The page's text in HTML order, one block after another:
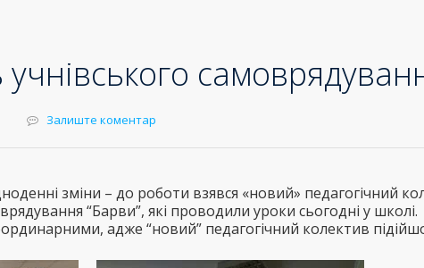
Залиште коментар
зміни – до роботи взявся «новий» педагогічний
“Барви”, які проводили уроки сьогодні у школі.
адже “новий” педагогічний колектив